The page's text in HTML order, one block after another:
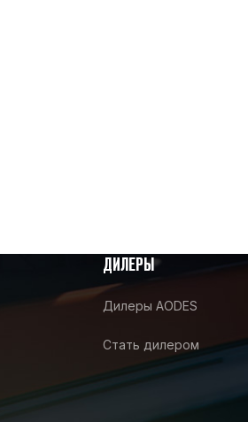
ДИЛЕРЫ
Дилеры AODES
Стать дилером